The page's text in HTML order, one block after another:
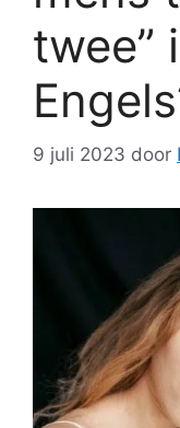
twee”
9 juli 2023 door